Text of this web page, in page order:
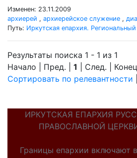
Изменен: 23.11.2009
архиерей , архиерейское служение ,
Путь: Иркутская епархия.
Результаты поиска 1 - 1 из 1
Начало | Пред. | 1 | След. | Конец
Сортировать по релевантности
ИРКУТСКАЯ ЕПАРХИЯ
ПРАВОСЛАВНОЙ
Границы епархии включают